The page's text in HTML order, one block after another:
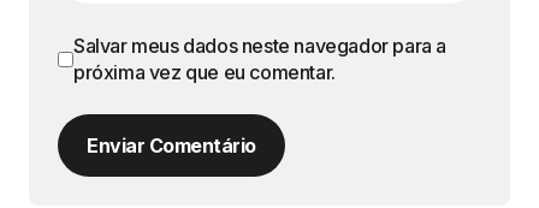
Salvar meus dados neste navegador para a
próxima vez que eu comentar.
Enviar Comentário